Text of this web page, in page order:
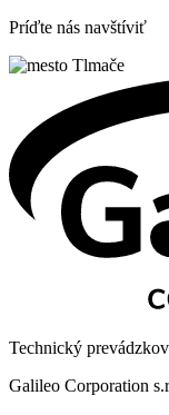
Príďte nás navštíviť
Technický
Galileo Corporation